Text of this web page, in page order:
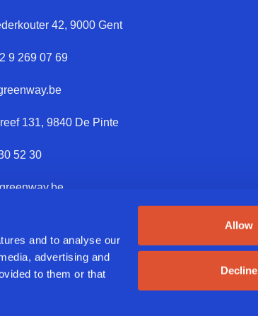
and to analyse our
advertising and
to them or that
Allow
Decline
42, 9000 Gent
9 269 07 69
131, 9840 De Pinte
52 30
126 593 / Greenway Foods BE 0462 245 085